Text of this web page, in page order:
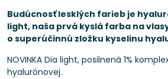
Budúcnosť lesklých farieb je
light, naša prvá kyslá farba na
o superúčinnú zložku kyselinu
NOVINKA Dia light, posilnená 1%
hyalurónovej.